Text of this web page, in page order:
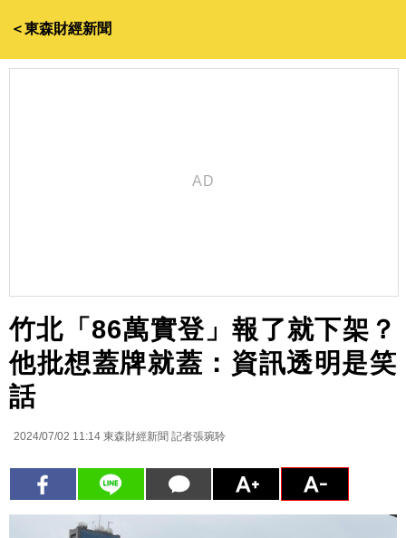
＜東森財經新聞
竹北「86萬實登」報了就下架？
他批想蓋牌就蓋：資訊透明是笑
話
2024/07/02 11:14 東森財經新聞 記者張琬聆